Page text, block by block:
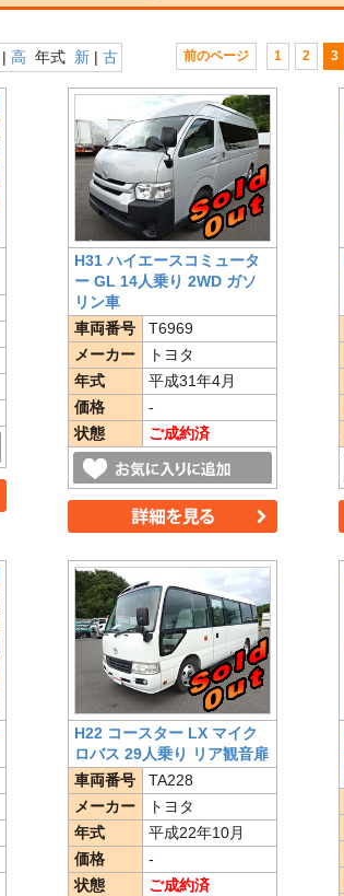
| 高 年式 新 | 古 前のページ 1 2 3
H31 ハイエースコミュータ
ー GL 14人乗り 2WD ガソ
リン車
車両番号
T6969
メーカー
トヨタ
年式
平成31年4月
価格
-
状態
ご成約済
H22 コースター LX マイク
ロバス 29人乗り リア観音扉
車両番号
TA228
メーカー
トヨタ
年式
平成22年10月
価格
-
状態
ご成約済